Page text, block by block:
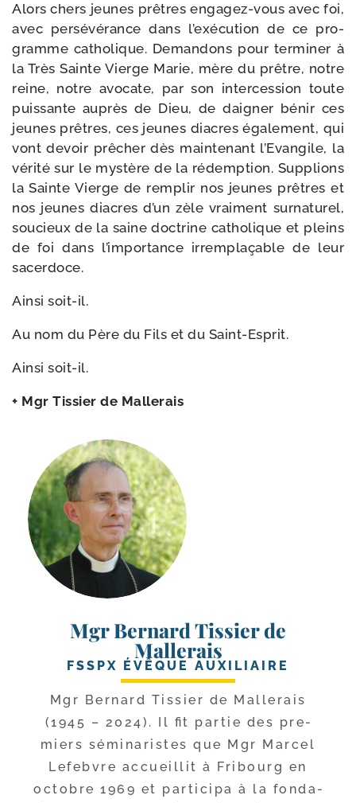
Alors chers jeunes prêtres engagez-​vous avec foi,
avec per­sé­vé­rance dans l’exécution de ce pro­
gramme catho­lique. Demandons pour ter­mi­ner à
la Très Sainte Vierge Marie, mère du prêtre, notre
reine, notre avo­cate, par son inter­ces­sion toute
puis­sante auprès de Dieu, de dai­gner bénir ces
jeunes prêtres, ces jeunes diacres éga­le­ment, qui
vont devoir prê­cher dès main­te­nant l’Evangile, la
véri­té sur le mys­tère de la rédemp­tion. Supplions
la Sainte Vierge de rem­plir nos jeunes prêtres et
nos jeunes diacres d’un zèle vrai­ment sur­na­tu­rel,
sou­cieux de la saine doc­trine catho­lique et pleins
de foi dans l’importance irrem­pla­çable de leur
sacerdoce.
Ainsi soit-​il.
Au nom du Père du Fils et du Saint-Esprit.
Ainsi soit-​il.
+ Mgr Tissier de Mallerais
Mgr Bernard Tissier de
Mallerais
FSSPX ÉVÊQUE AUXILIAIRE
Mgr Bernard Tissier de Mallerais
(1945 – 2024). Il fit par­tie des pre­
miers sémi­na­ristes que Mgr Marcel
Lefebvre accueillit à Fribourg en
octobre 1969 et par­ti­ci­pa à la fon­da­